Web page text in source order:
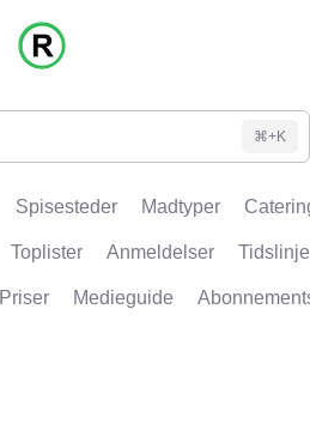
⌘+K
Spisesteder Madtyper
Toplister Anmeldelser Tidslinje
Priser Medieguide